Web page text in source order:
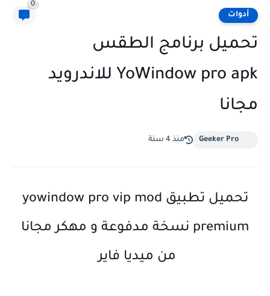
أدوات
0
تحميل برنامج الطقس
YoWindow pro apk للاندرويد
مجانا
Geeker Pro منذ 4 سنة
تحميل تطبيق yowindow pro vip mod
premium نسخة مدفوعة و مهكر مجانا
من ميديا فاير